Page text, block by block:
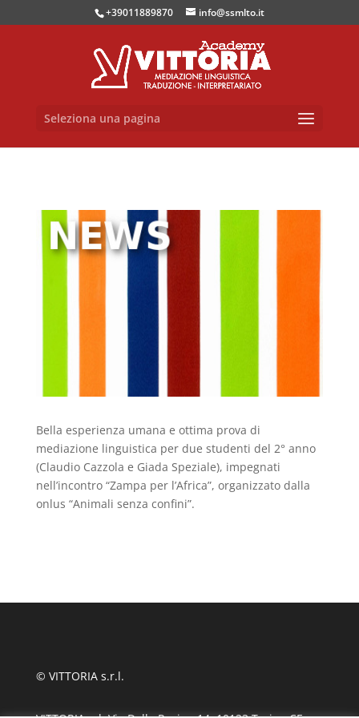
+39011889870 info@ssmlto.it
Seleziona una pagina
Bella esperienza umana e ottima prova di
mediazione linguistica per due studenti del 2° anno
(Claudio Cazzola e Giada Speziale), impegnati
nell’incontro “Zampa per l’Africa”, organizzato dalla
onlus “Animali senza confini”.
© VITTORIA s.r.l.